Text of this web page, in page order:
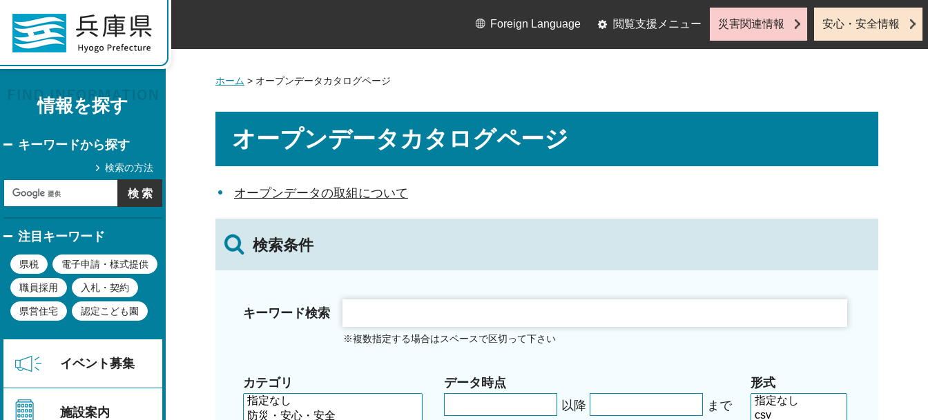
情報を探す
キーワードから探す
検索の方法
注目キーワード
県税 電子申請・様式提供
職員採用 入札・契約
県営住宅 認定こども園
イベント募集
施設案内
Foreign Language 閲覧支援メニュー 災害関連情報 安心・安全情報
ホーム > オープンデータカタログページ
オープンデータカタログページ
オープンデータの取組について
検索条件
キーワード検索
※複数指定する場合はスペースで区切って下さい
カテゴリ
データ時点
以降
まで
形式